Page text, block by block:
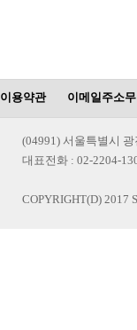
이용약관 이메일주소
(04991) 서울특별시
대표전화 : 02-2204-
COPYRIGHT(D) 2017